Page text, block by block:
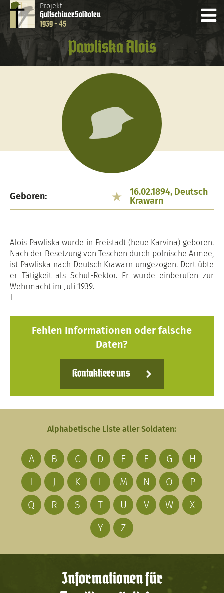
Projekt
HultschinerSoldaten
1939 - 45
Pawliska Alois
Geboren:
16.02.1894, Deutsch
Krawarn
Alois Pawliska wurde in Freistadt (heue Karvina) geboren.
Nach der Besetzung von Teschen durch polnische Armee,
ist Pawliska nach Deutsch Krawarn umgezogen. Dort übte
er Tätigkeit als Schul-Rektor. Er wurde einberufen zur
Wehrmacht im Juli 1939.
†
Fehlen Informationen oder falsche
Daten?
Kontaktiere uns
Alphabetische Liste aller Soldaten:
A B C D E F G
H
I
J K L M N O
P
Q
R S T U V W
X
Y
Z
Informationen für